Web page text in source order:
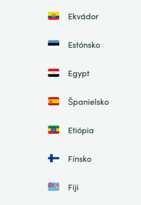
Ekvádor
Estónsko
Egypt
Španielsko
Etiópia
Fínsko
Fiji